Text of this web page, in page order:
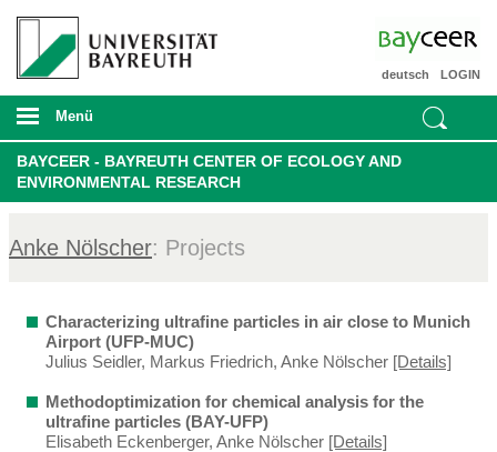
LOGIN
deutsch
Menü
BAYCEER - BAYREUTH CENTER OF ECOLOGY AND
ENVIRONMENTAL RESEARCH
Anke Nölscher: Projects
Characterizing ultrafine particles in air close to Munich
Airport (UFP-MUC)
Julius Seidler, Markus Friedrich, Anke Nölscher [Details]
Methodoptimization for chemical analysis for the
ultrafine particles (BAY-UFP)
Elisabeth Eckenberger, Anke Nölscher [Details]